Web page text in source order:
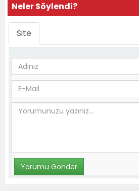
Neler Söylendi?
Site